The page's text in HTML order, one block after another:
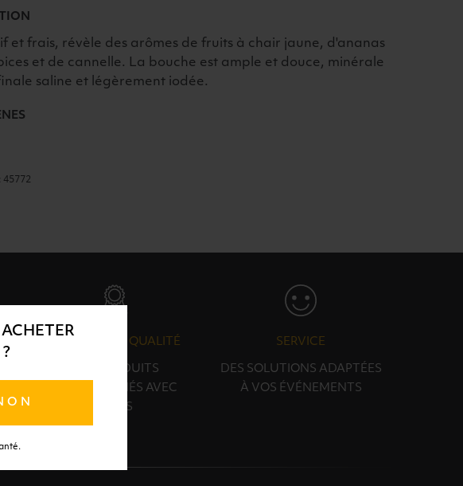
et frais, révèle des arômes de fruits à chair jaune, d'ananas
et de cannelle. La bouche est ample et douce, minérale
saline et légèrement iodée.
45772
SÉLECTION & QUALITÉ
DES PRODUITS
SÉLECTIONNÉS AVEC
SOINS
SERVICE
DES SOLUTIONS ADAPTÉES
À VOS ÉVÉNEMENTS